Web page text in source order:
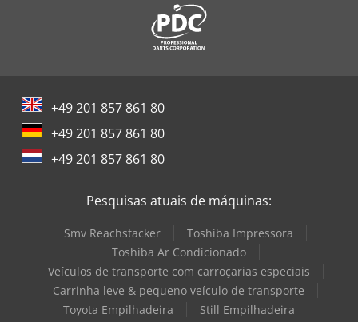
+49 201 857 861 80
+49 201 857 861 80
+49 201 857 861 80
Pesquisas atuais de máquinas:
Smv Reachstacker
Toshiba Impressora
Toshiba Ar Condicionado
Veículos de transporte com carroçarias especiais
Carrinha leve & pequeno veículo de transporte
Toyota Empilhadeira
Still Empilhadeira